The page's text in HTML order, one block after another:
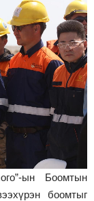
ын Боомтын
боомтыг